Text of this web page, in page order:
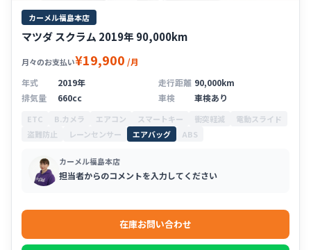
カーメル福島本店
マツダ スクラム 2019年 90,000km
月々のお支払い¥19,900 /月
年式
2019年 走行距離 90,000km
排気量
660cc 車検 車検あり
ETC B.カメラ エアコン スマートキー 衝突軽減
電動スライド
盗難防止
レーンセンサー エアバッグ ABS
カーメル福島本店
担当者からのコメントを入力してください
在庫お問い合わせ